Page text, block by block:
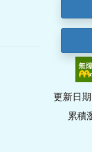
更新日
累積